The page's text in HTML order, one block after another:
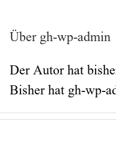
Über gh-wp-admin
Der Autor hat
Bisher hat gh-wp-